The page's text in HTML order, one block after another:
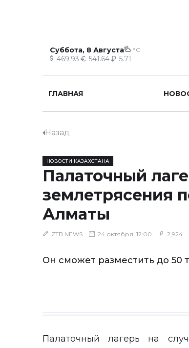
Суббота, 8 Августа °C
469.93 541.64 5.71
ГЛАВНАЯ
Назад
НОВОСТИ КАЗАХСТАНА
Палаточный
землетрясения
Алматы
ZTB NEWS 24 октября, 12:00 2,924
Он сможет разместить до 50
Палаточный лагерь на